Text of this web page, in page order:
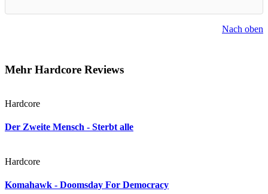
Nach oben
Mehr Hardcore Reviews
Hardcore
Der Zweite Mensch - Sterbt alle
Hardcore
Komahawk - Doomsday For Democracy